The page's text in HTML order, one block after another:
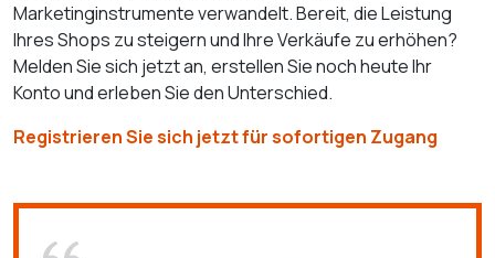
Marketinginstrumente verwandelt. Bereit, die Leistung
Ihres Shops zu steigern und Ihre Verkäufe zu erhöhen?
Melden Sie sich jetzt an, erstellen Sie noch heute Ihr
Konto und erleben Sie den Unterschied.
Registrieren Sie sich jetzt für sofortigen Zugang